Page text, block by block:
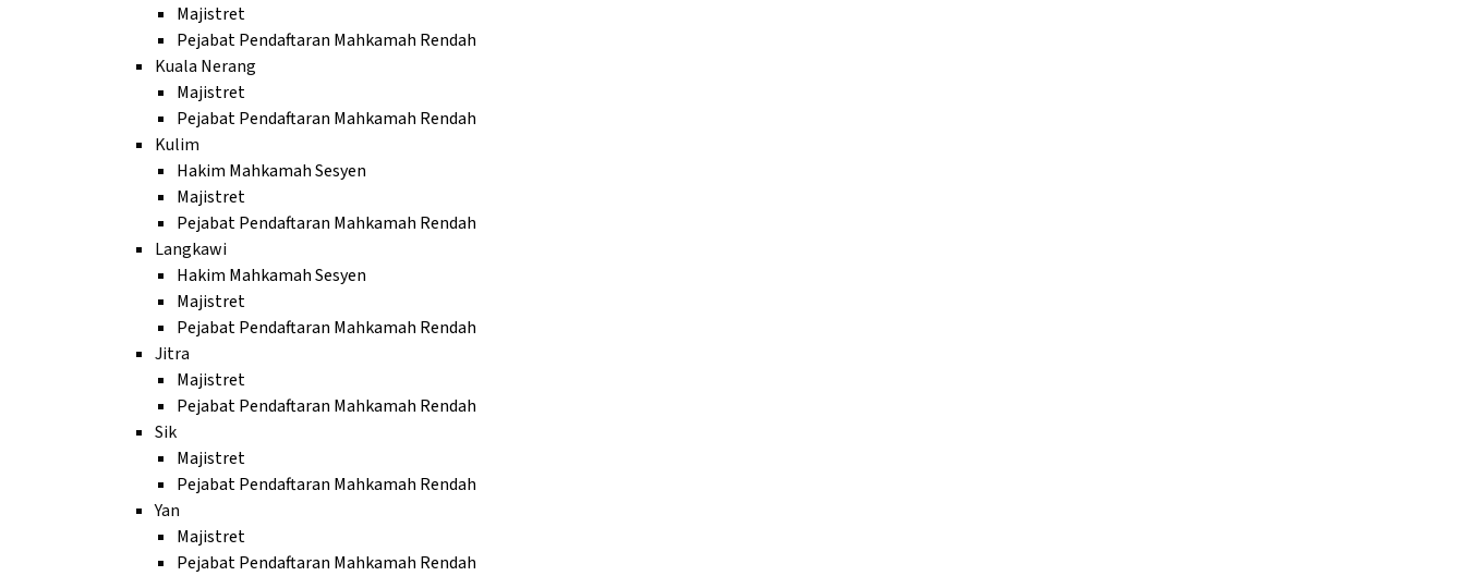
Majistret
Pejabat Pendaftaran Mahkamah Rendah
Kuala Nerang
Majistret
Pejabat Pendaftaran Mahkamah Rendah
Kulim
Hakim Mahkamah Sesyen
Majistret
Pejabat Pendaftaran Mahkamah Rendah
Langkawi
Hakim Mahkamah Sesyen
Majistret
Pejabat Pendaftaran Mahkamah Rendah
Jitra
Majistret
Pejabat Pendaftaran Mahkamah Rendah
Sik
Majistret
Pejabat Pendaftaran Mahkamah Rendah
Yan
Majistret
Pejabat Pendaftaran Mahkamah Rendah